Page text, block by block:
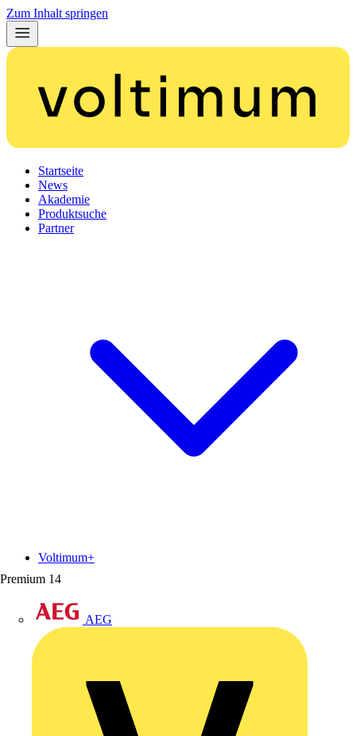
Zum Inhalt springen
Startseite
News
Akademie
Produktsuche
Partner
Premium 14
AEG
Voltimum+